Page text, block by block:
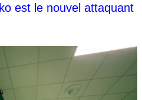
est le nouvel attaquant